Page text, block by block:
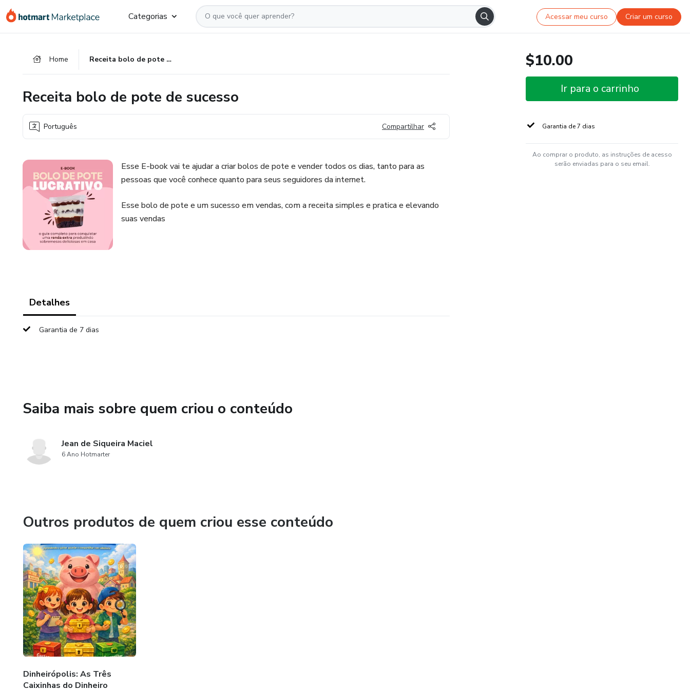
para
para
para
Categorias Acessar meu curso Criar um curso
Home Receita bolo de pote de sucesso
Receita bolo de pote de sucesso
Português Compartilhar
Esse E-book vai te ajudar a criar bolos de pote e vender todos os dias, tanto para as
pessoas que você conhece quanto para seus seguidores da internet.
Esse bolo de pote e um sucesso em vendas, com a receita simples e pratica e elevando
suas vendas
Detalhes
Garantia de 7 dias
Saiba mais sobre quem criou o conteúdo
Jean de Siqueira Maciel
6 Ano Hotmarter
Outros produtos de quem criou esse conteúdo
Dinheirópolis: As Três
Caixinhas do Dinheiro
$10.00
Ir para o carrinho
Garantia de 7 dias
Ao comprar o produto, as instruções de acesso
serão enviadas para o seu email.